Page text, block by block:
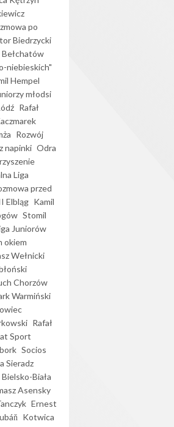
po
Biedrzycki
Bełchatów
niebieskich"
Hempel
młodsi
Rafał
Rozwój
napinki Odra
Liga
przed
Elbląg Kamil
Stomil
Juniorów
okiem
Wełnicki
Chorzów
Warmiński
Rafał
Sport
Socios
Sieradz
Biała
Asensky
Ernest
Kotwica